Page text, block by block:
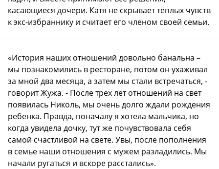
касающиеся дочери. Катя не скрывает теплых чувств
к экс-избраннику и считает его членом своей семьи.
«История наших отношений довольно банальна –
мы познакомились в ресторане, потом он ухаживал
за мной два месяца, а затем мы стали встречаться, -
говорит Жужа. - После трех лет отношений на свет
появилась Николь, мы очень долго ждали рождения
ребенка. Правда, поначалу я хотела мальчика, но
когда увидела дочку, тут же почувствовала себя
самой счастливой на свете. Увы, после пополнения
в семье наши отношения с мужем разладились. Мы
начали ругаться и вскоре расстались».